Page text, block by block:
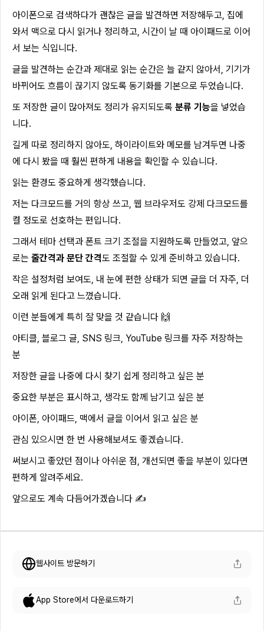
아이폰으로 검색하다가 괜찮은 글을 발견하면 저장해두고, 집에
와서 맥으로 다시 읽거나 정리하고, 시간이 날 때 아이패드로 이어
서 보는 식입니다.
글을 발견하는 순간과 제대로 읽는 순간은 늘 같지 않아서, 기기가
바뀌어도 흐름이 끊기지 않도록 동기화를 기본으로 두었습니다.
또 저장한 글이 많아져도 정리가 유지되도록 분류 기능을 넣었습
니다.
길게 따로 정리하지 않아도, 하이라이트와 메모를 남겨두면 나중
에 다시 봤을 때 훨씬 편하게 내용을 확인할 수 있습니다.
읽는 환경도 중요하게 생각했습니다.
저는 다크모드를 거의 항상 쓰고, 웹 브라우저도 강제 다크모드를
켤 정도로 선호하는 편입니다.
그래서 테마 선택과 폰트 크기 조절을 지원하도록 만들었고, 앞으
로는 줄간격과 문단 간격도 조절할 수 있게 준비하고 있습니다.
작은 설정처럼 보여도, 내 눈에 편한 상태가 되면 글을 더 자주, 더
오래 읽게 된다고 느꼈습니다.
이런 분들에게 특히 잘 맞을 것 같습니다 🙌
아티클, 블로그 글, SNS 링크, YouTube 링크를 자주 저장하는
분
저장한 글을 나중에 다시 찾기 쉽게 정리하고 싶은 분
중요한 부분은 표시하고, 생각도 함께 남기고 싶은 분
아이폰, 아이패드, 맥에서 글을 이어서 읽고 싶은 분
관심 있으시면 한 번 사용해보셔도 좋겠습니다.
써보시고 좋았던 점이나 아쉬운 점, 개선되면 좋을 부분이 있다면
편하게 알려주세요.
앞으로도 계속 다듬어가겠습니다 ✍️
웹사이트 방문하기
App Store에서 다운로드하기